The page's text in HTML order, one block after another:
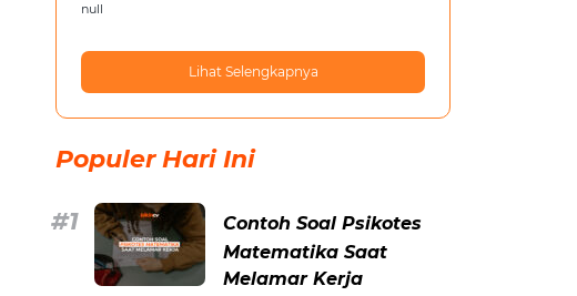
null
Lihat Selengkapnya
Populer Hari Ini
Contoh Soal Psikotes
Matematika Saat
Melamar Kerja